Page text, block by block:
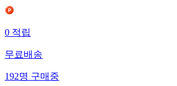
0적립
무료배송
192명구매중